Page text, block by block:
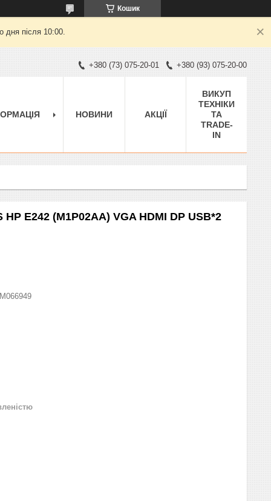
Кошик
дня після 10:00.
+380 (73) 075-20-01 +380 (93) 075-20-00
НОВИНИ АКЦІЇ
ВИКУП
ТЕХНІКИ
ТА
TRADE-
IN
E242 (M1P02AA) VGA HDMI DP USB*2